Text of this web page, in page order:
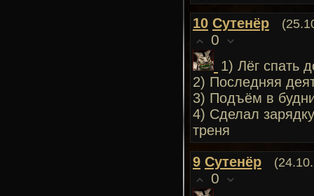
10 Сутенёр
0
1) Лёг спать
2) Последняя
3) Подъём в
4) Сделал
треня
9 Сутенёр
0